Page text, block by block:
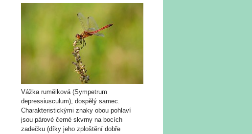
Vážka rumělková (Sympetrum
depressiusculum), dospělý samec.
Charakteristickými znaky obou pohlaví
jsou párové černé skvrny na bocích
zadečku (díky jeho zploštění dobře